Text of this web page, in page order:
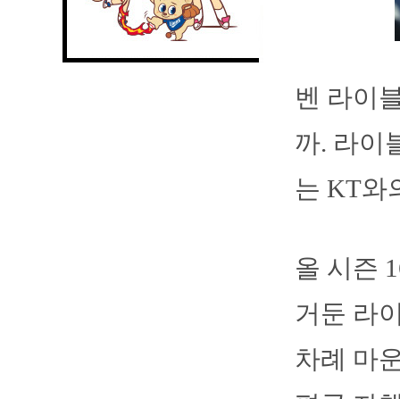
벤 라이
까. 라이
는 KT와
올 시즌
거둔 라
차례 마